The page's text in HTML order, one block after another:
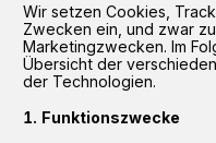
Wir setzen Cookies,
Zwecken ein, und zwar
Marketingzwecken. Im
Übersicht der
der Technologien.
Funktionszwecke